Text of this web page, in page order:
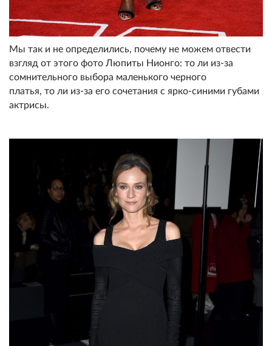
Мы так и не определились, почему не можем отвести
взгляд от этого фото Люпиты Нионго: то ли из-за
сомнительного выбора маленького черного
платья, то ли из-за его сочетания с ярко-синими губами
актрисы.